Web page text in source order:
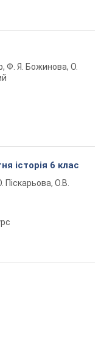
Ф. Я. Божинова, О.
історія 6 клас
Піскарьова, О.В.